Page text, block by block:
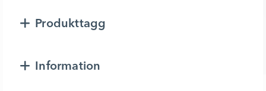
Produkttagg
Information